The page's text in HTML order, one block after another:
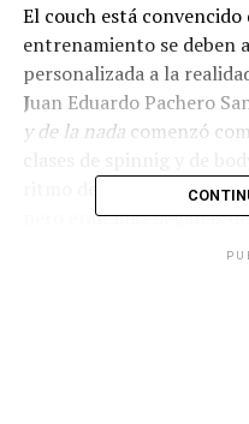
El couch está convencido
entrenamiento se deben
personalizada a la
Juan Eduardo Pachero
y de la nadacomenzó
ritmo de la música).
pero eran más la ganas
experiencia y completar